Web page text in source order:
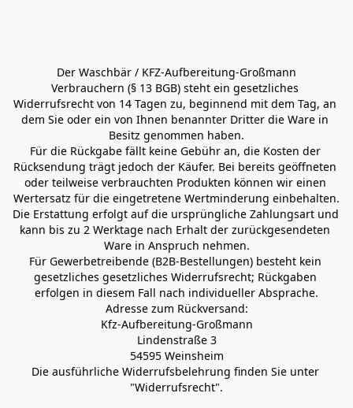
Der Waschbär / KFZ-Aufbereitung-Großmann
Verbrauchern (§ 13 BGB) steht ein gesetzliches
Widerrufsrecht von 14 Tagen zu, beginnend mit dem Tag, an
dem Sie oder ein von Ihnen benannter Dritter die Ware in
Besitz genommen haben.
Für die Rückgabe fällt keine Gebühr an, die Kosten der
Rücksendung trägt jedoch der Käufer. Bei bereits geöffneten
oder teilweise verbrauchten Produkten können wir einen
Wertersatz für die eingetretene Wertminderung einbehalten.
Die Erstattung erfolgt auf die ursprüngliche Zahlungsart und
kann bis zu 2 Werktage nach Erhalt der zurückgesendeten
Ware in Anspruch nehmen.
Für Gewerbetreibende (B2B-Bestellungen) besteht kein
gesetzliches gesetzliches Widerrufsrecht; Rückgaben
erfolgen in diesem Fall nach individueller Absprache.
Adresse zum Rückversand:
Kfz-Aufbereitung-Großmann
Lindenstraße 3
54595 Weinsheim
Die ausführliche Widerrufsbelehrung finden Sie unter